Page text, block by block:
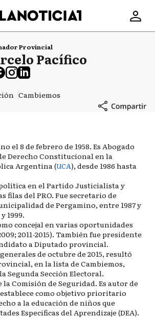
Provincial
Pacífico
Cambiemos
el 8 de febrero de 1958. Es Abogado
Derecho Constitucional en la
Argentina (UCA), desde 1986 hasta
en el Partido Justicialista y
filas del PRO. Fue secretario de
de Pergamino, entre 1987 y
1999.
concejal en varias oportunidades
2011-2015). También fue presidente
a Diputado provincial.
de octubre de 2015, resultó
en la lista de Cambiemos,
Segunda Sección Electoral.
la Comisión de Seguridad. Es autor de
establece como objetivo prioritario
a la educación de niños que
Especificas del Aprendizaje (DEA).